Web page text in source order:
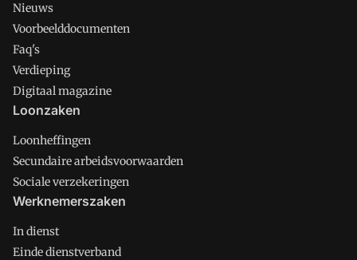
Nieuws
Voorbeelddocumenten
Faq's
Verdieping
Digitaal magazine
Loonzaken
Loonheffingen
Secundaire arbeidsvoorwaarden
Sociale verzekeringen
Werknemerszaken
In dienst
Einde dienstverband